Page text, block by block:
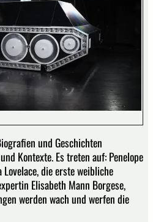
und Geschichten
Kontexte. Es treten auf: Penelope
die erste weibliche
Elisabeth Mann Borgese,
werden wach und werfen die